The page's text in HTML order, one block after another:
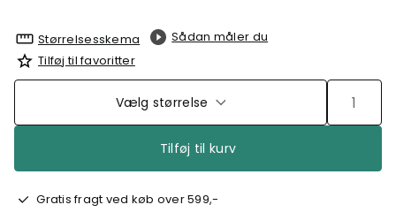
Størrelsesskema
Sådan måler du
Tilføj til favoritter
Vælg størrelse
Tilføj til kurv
Gratis fragt ved køb over 599,-